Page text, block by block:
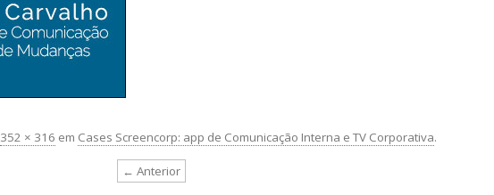
352 × 316 em Cases Screencorp: app de Comunicação Interna e TV Corporativa.
← Anterior